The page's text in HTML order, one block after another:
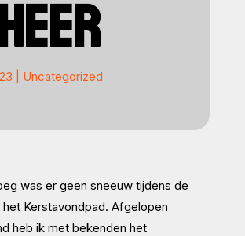
Uncategorized
was er geen sneeuw tijdens de
Kerstavondpad. Afgelopen
heb ik met bekenden het